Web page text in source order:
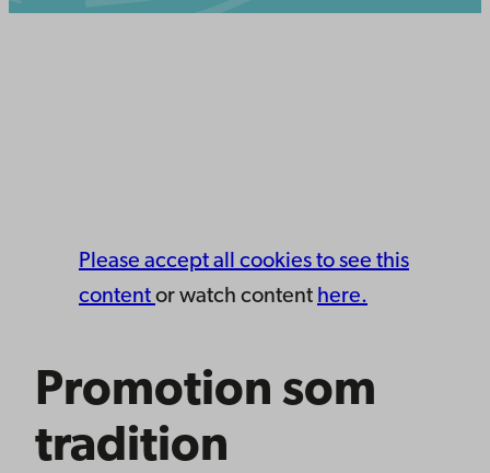
Please accept all cookies to see this
content or watch content here.
Promotion som
tradition